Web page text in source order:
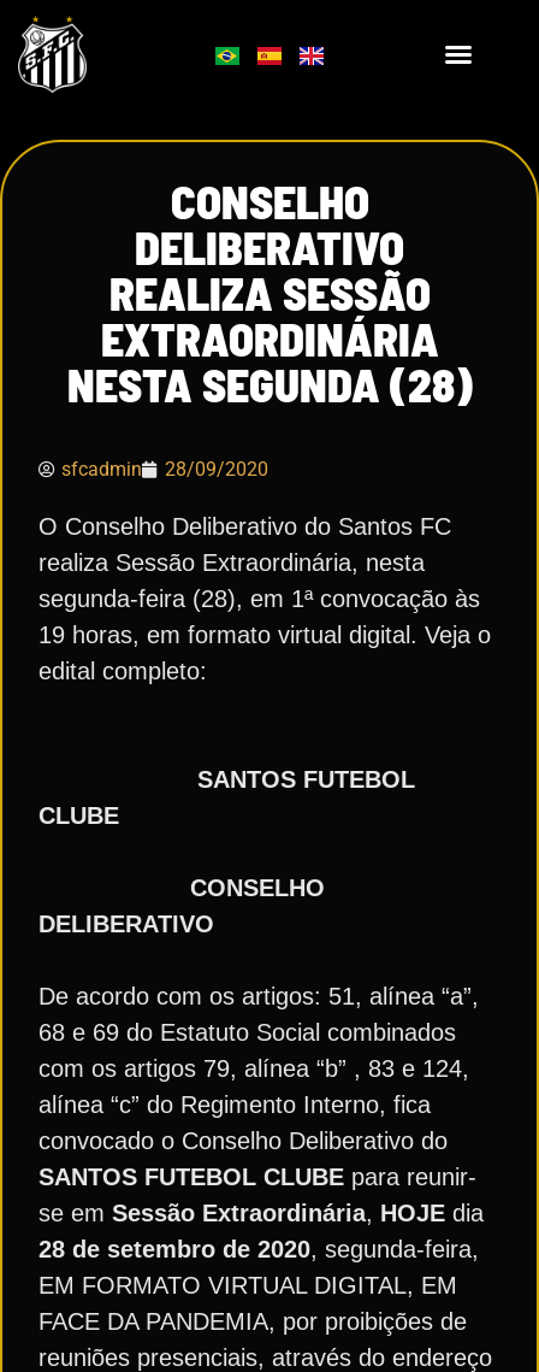
CONSELHO
DELIBERATIVO
REALIZA SESSÃO
EXTRAORDINÁRIA
NESTA SEGUNDA (28)
sfcadmin 28/09/2020
O Conselho Deliberativo do Santos FC
realiza Sessão Extraordinária, nesta
segunda-feira (28), em 1ª convocação às
19 horas, em formato virtual digital. Veja o
edital completo:
SANTOS FUTEBOL
CLUBE
CONSELHO
DELIBERATIVO
De acordo com os artigos: 51, alínea “a”,
68 e 69 do Estatuto Social combinados
com os artigos 79, alínea “b” , 83 e 124,
alínea “c” do Regimento Interno, fica
convocado o Conselho Deliberativo do
SANTOS FUTEBOL CLUBE para reunir-
se em Sessão Extraordinária, HOJE dia
28 de setembro de 2020, segunda-feira,
EM FORMATO VIRTUAL DIGITAL, EM
FACE DA PANDEMIA, por proibições de
reuniões presenciais, através do endereço